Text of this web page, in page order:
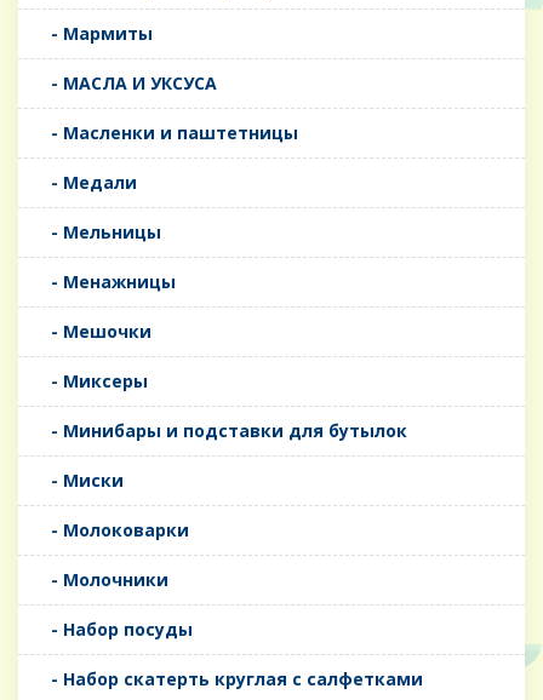
- Мармиты
- МАСЛА И УКСУСА
- Масленки и паштетницы
- Медали
- Мельницы
- Менажницы
- Мешочки
- Миксеры
- Минибары и подставки для бутылок
- Миски
- Молоковарки
- Молочники
- Набор посуды
- Набор скатерть круглая с салфетками